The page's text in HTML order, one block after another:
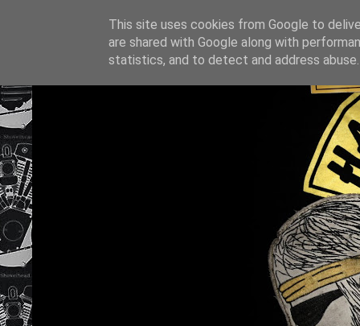
This site uses cookies from Google to
are shared with Google along with
statistics, and to detect and address abuse.